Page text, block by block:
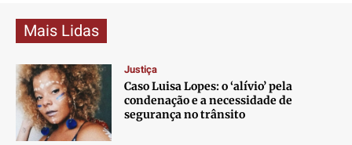
Mais Lidas
Justiça
Caso Luisa Lopes: o ‘alívio’ pela
condenação e a necessidade de
segurança no trânsito